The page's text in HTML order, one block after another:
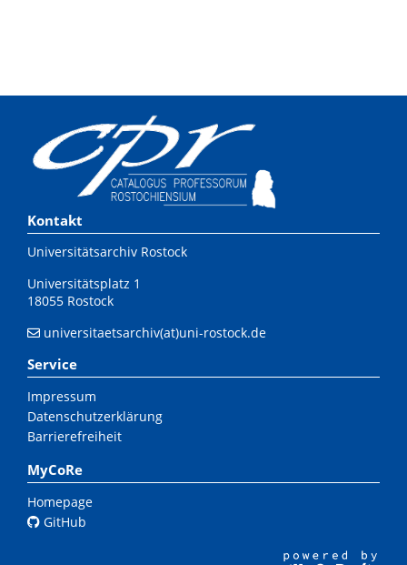
Kontakt
Universitätsarchiv Rostock
Universitätsplatz 1
18055 Rostock
universitaetsarchiv(at)uni-rostock.de
Service
Impressum
Datenschutzerklärung
Barrierefreiheit
MyCoRe
Homepage
GitHub